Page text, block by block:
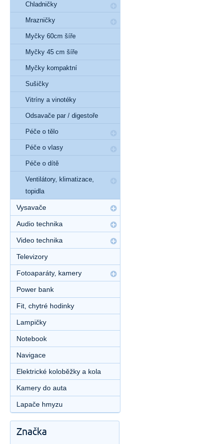
Chladničky
Mrazničky
Myčky 60cm šíře
Myčky 45 cm šíře
Myčky kompaktní
Sušičky
Vitríny a vinotéky
Odsavače par / digestoře
Péče o tělo
Péče o vlasy
Péče o dítě
Ventilátory, klimatizace,
topidla
Vysavače
Audio technika
Video technika
Televizory
Fotoaparáty, kamery
Power bank
Fit, chytré hodinky
Lampičky
Notebook
Navigace
Elektrické koloběžky a kola
Kamery do auta
Lapače hmyzu
Značka